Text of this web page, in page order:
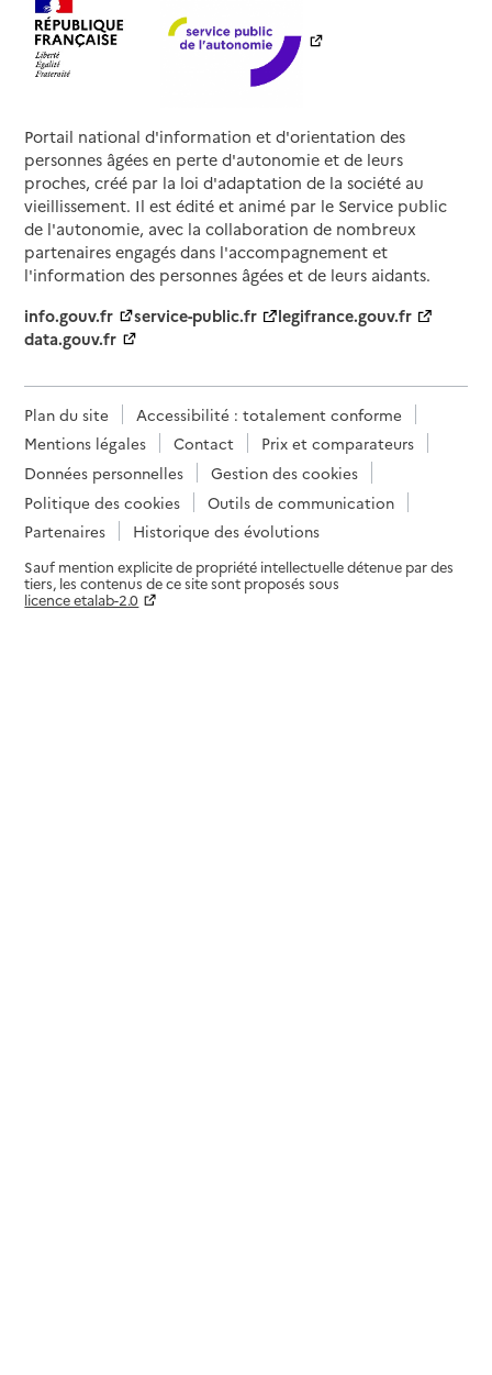
Portail national d'information et d'orientation des
personnes âgées en perte d'autonomie et de leurs
proches, créé par la loi d'adaptation de la société au
vieillissement. Il est édité et animé par le Service public
de l'autonomie, avec la collaboration de nombreux
partenaires engagés dans l'accompagnement et
l'information des personnes âgées et de leurs aidants.
info.gouv.fr
service-public.fr
legifrance.gouv.fr
data.gouv.fr
Plan du site
Accessibilité : totalement conforme
Mentions légales
Contact
Prix et comparateurs
Données personnelles
Gestion des cookies
Politique des cookies
Outils de communication
Partenaires
Historique des évolutions
Sauf mention explicite de propriété intellectuelle détenue par des
tiers, les contenus de ce site sont proposés sous
licence etalab-2.0